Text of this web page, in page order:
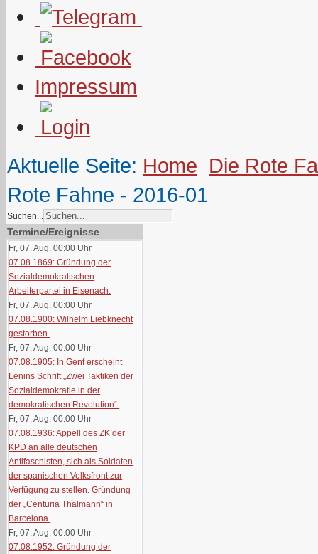
Impressum
Aktuelle Seite: Home Die Rote
Rote Fahne - 2016-01
Suchen...
Termine/Ereignisse
Fr, 07. Aug. 00:00 Uhr
07.08.1869: Gründung der
Sozialdemokratischen
Arbeiterpartei in Eisenach.
Fr, 07. Aug. 00:00 Uhr
07.08.1900: Wilhelm Liebknecht
gestorben.
Fr, 07. Aug. 00:00 Uhr
07.08.1905: In Genf erscheint
Lenins Schrift „Zwei Taktiken der
Sozialdemokratie in der
demokratischen Revolution“.
Fr, 07. Aug. 00:00 Uhr
07.08.1936: Appell des ZK der
KPD an alle deutschen
Antifaschisten, sich als Soldaten
der spanischen Volksfront zur
Verfügung zu stellen. Gründung
der „Centuria Thälmann“ in
Barcelona.
Fr, 07. Aug. 00:00 Uhr
07.08.1952: Gründung der